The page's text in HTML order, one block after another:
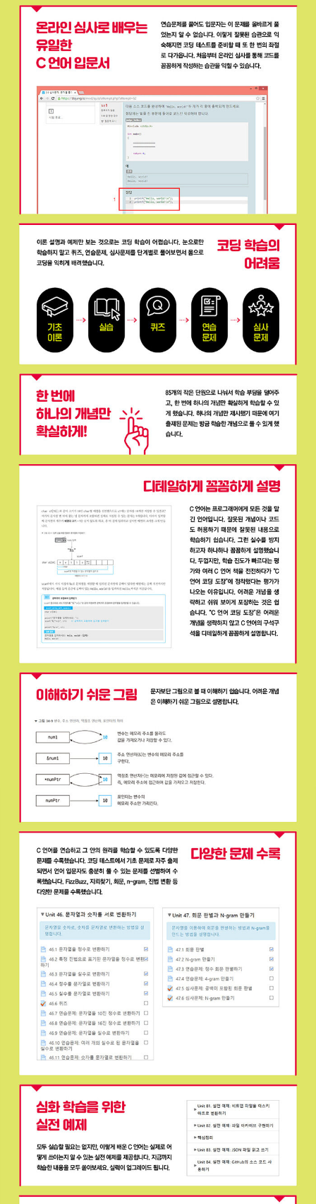
베타테스트 기간 동안 책 내용에 대한 의견을 주신 분들과 심사 문제
를 테스트해주신 모든 분께 감사의 말씀을 드립니다. 아무쪼록 C 언
어 학습에 어려움을 겪고 있는 모든 분에게 도움이 되었으면 좋겠습